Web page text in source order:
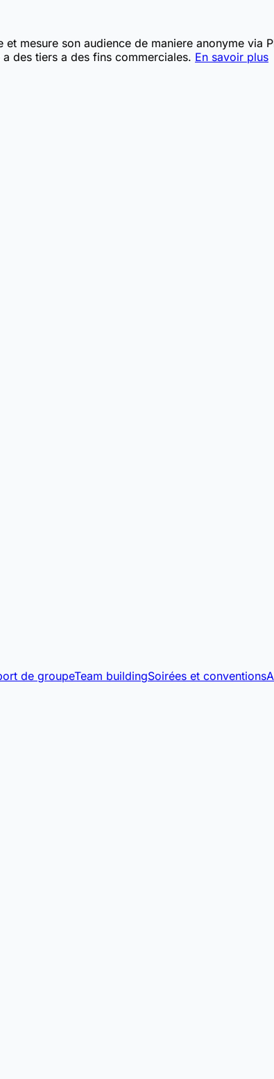
mesure son audience de maniere anonyme
des tiers a des fins commerciales. En savoir plus
de groupeTeam buildingSoirées et conventions